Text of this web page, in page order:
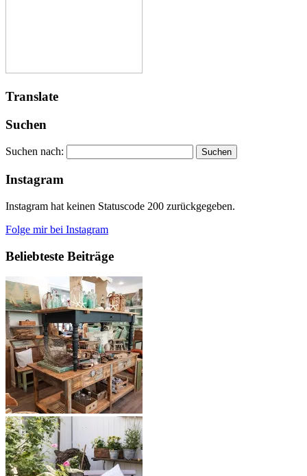
Translate
Suchen
Suchen nach:
Instagram
Instagram hat keinen Statuscode 200 zurückgegeben.
Folge mir bei Instagram
Beliebteste Beiträge